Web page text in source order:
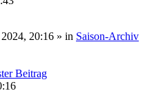
20:16 » in Saison-Archiv
Beitrag